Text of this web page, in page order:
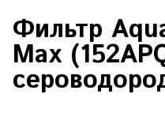
Фильтр
Мах